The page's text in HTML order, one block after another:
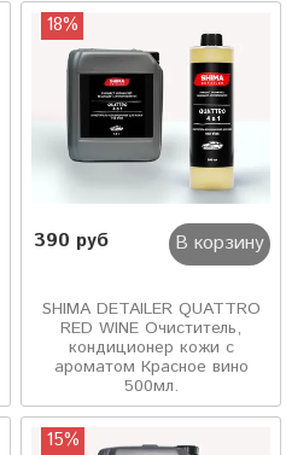
18%
390 руб В корзину
SHIMA DETAILER QUATTRO
RED WINE Очиститель,
кондиционер кожи с
ароматом Красное вино
500мл.
15%